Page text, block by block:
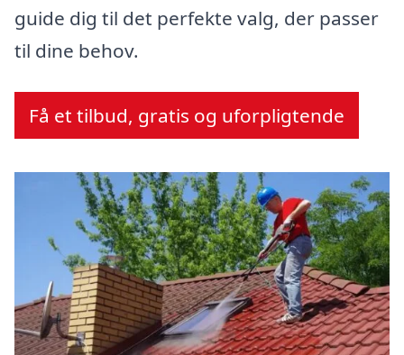
guide dig til det perfekte valg, der passer
til dine behov.
Få et tilbud, gratis og uforpligtende